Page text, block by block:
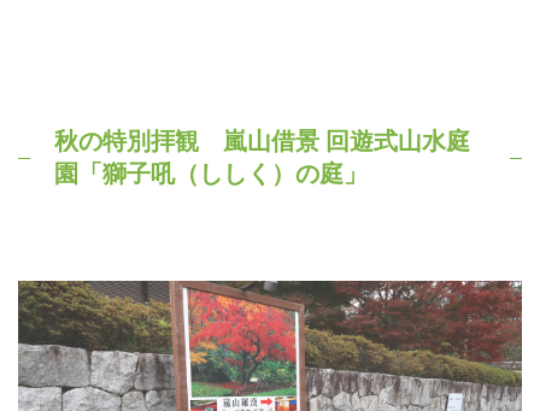
秋の特別拝観 嵐山借景 回遊式山水庭
園「獅子吼（ししく）の庭」